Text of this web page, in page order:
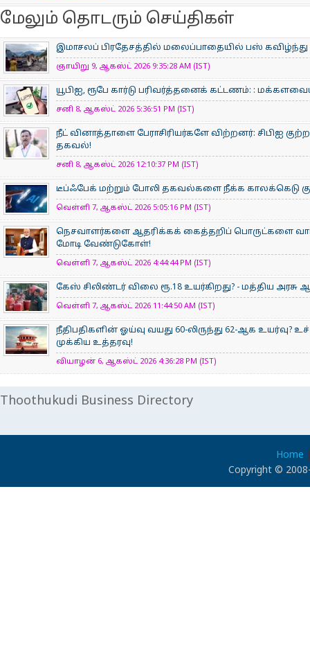
மேலும் தொடரும் செய்திகள்
இமாசலப் பிரதேசத்தில் மலைப்பாதையில் பஸ் கவிழ்ந்து
ஞாயிறு 9, ஆகஸ்ட் 2026 9:35:28 AM (IST)
யூபிஐ, ரூபே கார்டு பரிவர்த்தனைக் கட்டணம்: :
சனி 8, ஆகஸ்ட் 2026 5:36:51 PM (IST)
நீட் வினாத்தாளை பேராசிரியர்களே விற்றனர்: சிபிஐ
தகவல்!
சனி 8, ஆகஸ்ட் 2026 12:10:37 PM (IST)
டீப்ஃபேக் மற்றும் போலி தகவல்களை நீக்க காலக்கெடு
வெள்ளி 7, ஆகஸ்ட் 2026 5:05:16 PM (IST)
நெசவாளர்களை ஆதரிக்கக் கைத்தறிப் பொருட்களை
மோடி வேண்டுகோள்!
வெள்ளி 7, ஆகஸ்ட் 2026 4:44:44 PM (IST)
கேஸ் சிலிண்டர் விலை ரூ.18 உயர்கிறது? - மத்திய
வெள்ளி 7, ஆகஸ்ட் 2026 11:44:50 AM (IST)
நீதிபதிகளின் ஓய்வு வயது 60-லிருந்து 62-ஆக
முக்கிய உத்தரவு!
வியாழன் 6, ஆகஸ்ட் 2026 4:36:28 PM (IST)
Thoothukudi Business Directory
Home
Copyright ©